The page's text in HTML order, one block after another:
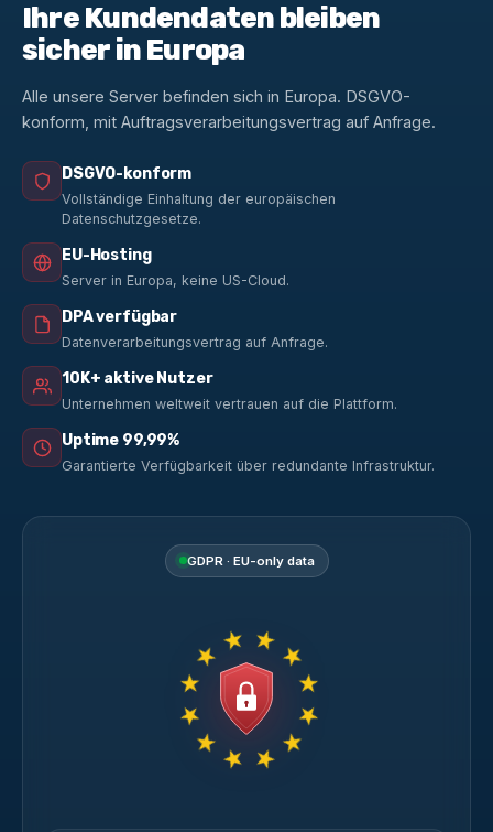
Ihre Kundendaten bleiben
sicher in Europa
Alle unsere Server befinden sich in Europa. DSGVO-
konform, mit Auftragsverarbeitungsvertrag auf Anfrage.
DSGVO-konform
Vollständige Einhaltung der europäischen
Datenschutzgesetze.
EU-Hosting
Server in Europa, keine US-Cloud.
DPA verfügbar
Datenverarbeitungsvertrag auf Anfrage.
10K+ aktive Nutzer
Unternehmen weltweit vertrauen auf die Plattform.
Uptime 99,99%
Garantierte Verfügbarkeit über redundante Infrastruktur.
GDPR · EU-only data